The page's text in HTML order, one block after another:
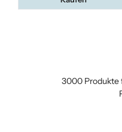
3000 Produkte